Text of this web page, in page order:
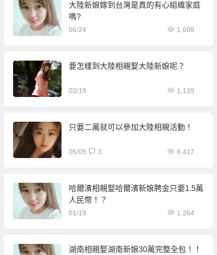
大陸新娘嫁到台灣是真的有心組織家庭
嗎?
06/24 1,608
要怎樣到大陸相親娶大陸新娘呢？
02/19 1,139
只要二萬就可以參加大陸相親活動！
05/05 8,417
3
哈爾濱相親娶哈爾濱新娘聘金只要1.5萬
人民幣！？
01/19 1,264
湖南相親娶湖南新娘30萬完整全包！！